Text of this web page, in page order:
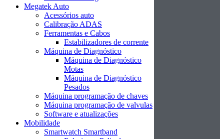
Megatek Auto
Acessórios auto
Calibração ADAS
Ferramentas e Cabos
Estabilizadores de corrente
Máquina de Diagnóstico
Máquina de Diagnóstico
Motas
Máquina de Diagnóstico
Pesados
Máquina programação de chaves
Máquina programação de valvulas
Software e atualizações
Mobilidade
Smartwatch Smartband